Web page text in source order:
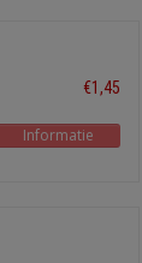
€1,45
Informatie